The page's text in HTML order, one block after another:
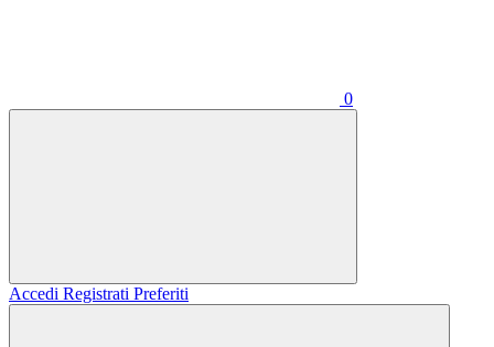
0
Accedi Registrati Preferiti